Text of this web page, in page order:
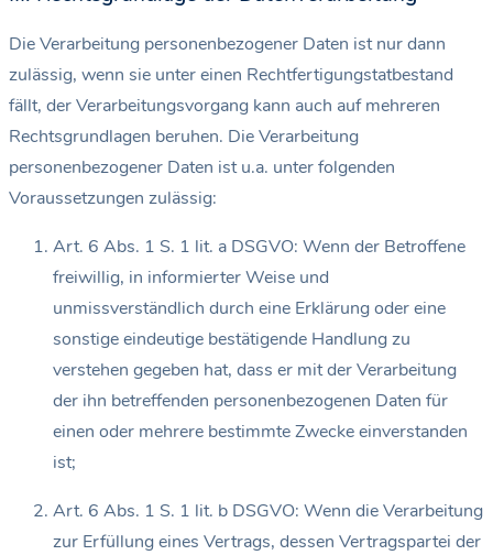
Die Verarbeitung personenbezogener Daten ist nur dann
zulässig, wenn sie unter einen Rechtfertigungstatbestand
fällt, der Verarbeitungsvorgang kann auch auf mehreren
Rechtsgrundlagen beruhen. Die Verarbeitung
personenbezogener Daten ist u.a. unter folgenden
Voraussetzungen zulässig:
Art. 6 Abs. 1 S. 1 lit. a DSGVO: Wenn der Betroffene
freiwillig, in informierter Weise und
unmissverständlich durch eine Erklärung oder eine
sonstige eindeutige bestätigende Handlung zu
verstehen gegeben hat, dass er mit der Verarbeitung
der ihn betreffenden personenbezogenen Daten für
einen oder mehrere bestimmte Zwecke einverstanden
ist;
Art. 6 Abs. 1 S. 1 lit. b DSGVO: Wenn die Verarbeitung
zur Erfüllung eines Vertrags, dessen Vertragspartei der